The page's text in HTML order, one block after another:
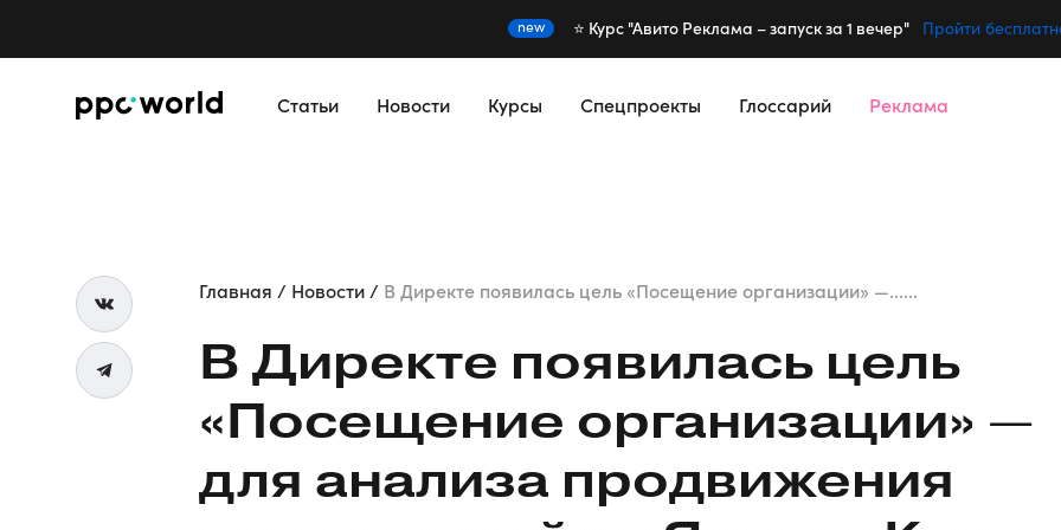
new ⭐️ Курс "Авито Реклама – запуск за 1 вечер" Пройти
Статьи Новости Курсы Спецпроекты Глоссарий Реклама
Главная Новости В Директе появилась цель «Посещение организации» —......
В Директе появилась цель
«Посещение организации» —
для анализа продвижения